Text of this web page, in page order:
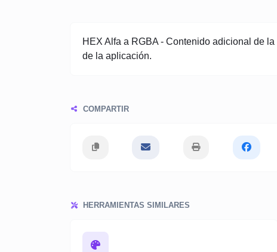
HEX Alfa a RGBA - Contenido adicional de
de la aplicación.
COMPARTIR
HERRAMIENTAS SIMILARES